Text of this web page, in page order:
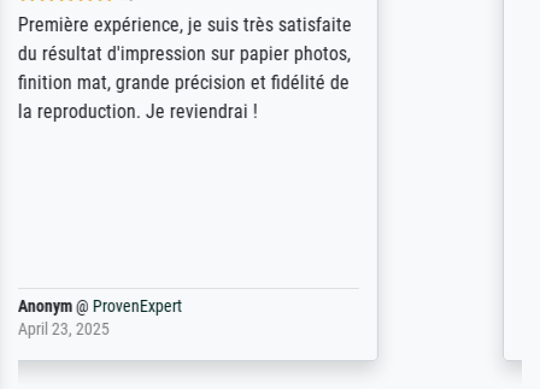
ik beoordeel Meisterdrucke zeer positief.
Door de 69505 beschikbare kunstenaars
scrollen is echter onbegonnen werk (na
stoppen begint het weer van voor af aan).
philip@ProvenExpert
September 23, 2025